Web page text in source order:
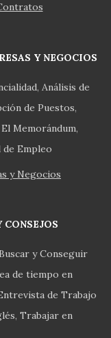
Y NEGOCIOS
Análisis de
de Puestos
El Memorándum
Empleo
y Negocios
y Conseguir
de tiempo en
de Trabajo
Trabajar en